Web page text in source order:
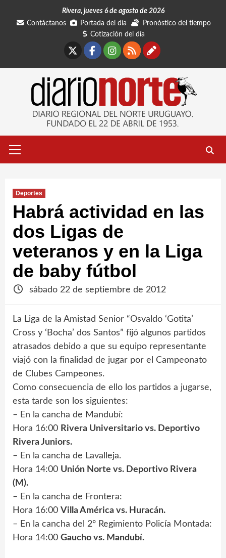
Rivera, jueves 6 de agosto de 2026
Contáctanos
Portada del día
Pronóstico del tiempo
Cotización del día
Facebook
Instagram
RSSContáctanos
primario
Deportes
Habrá actividad en las
dos Ligas de
veteranos y en la Liga
de baby fútbol
sábado 22 de septiembre de 2012
La Liga de la Amistad Senior “Osvaldo ‘Gotita’
Cross y ‘Bocha’ dos Santos” fijó algunos partidos
atrasados debido a que su equipo representante
viajó con la finalidad de jugar por el Campeonato
de Clubes Campeones.
Como consecuencia de ello los partidos a jugarse,
esta tarde son los siguientes:
– En la cancha de Mandubí:
Hora 16:00 Rivera Universitario vs. Deportivo
Rivera Juniors.
– En la cancha de Lavalleja.
Hora 14:00 Unión Norte vs. Deportivo Rivera
(M).
– En la cancha de Frontera:
Hora 16:00 Villa América vs. Huracán.
– En la cancha del 2º Regimiento Policía Montada:
Hora 14:00 Gaucho vs. Mandubí.